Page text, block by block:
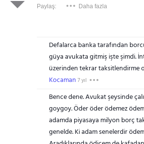
Paylaş: Daha fazla
Defalarca banka tarafından
güya avukata gitmiş işte şimdi.
üzerinden tekrar taksitlendirme
Kocaman 7 yıl
Bence dene. Avukat şeysinde
goygoy. Öder öder ödemez
adamda piyasaya milyon borç
genelde. Ki adam senelerdir